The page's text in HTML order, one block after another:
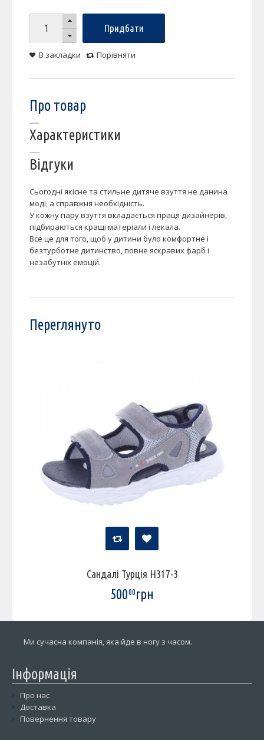
Придбати
В закладки Порівняти
Про товар
Характеристики
Відгуки
Сьогодні якісне та стильне дитяче взуття не данина
моді, а справжня необхідність.
У кожну пару взуття вкладається праця дизайнерів,
підбираються кращі матеріали і лекала.
Все це для того, щоб у дитини було комфортне і
безтурботне дитинство, повне яскравих фарб і
незабутніх емоцій.
Переглянуто
Сандалі Турція H317-3
50000грн
Ми сучасна компанія, яка йде в ногу з часом.
Інформація
Про нас
Доставка
Повернення товару